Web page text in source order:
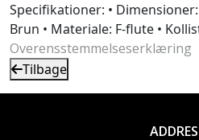
Specifikationer: • Dimensioner:
Brun • Materiale: F-flute •
Overensstemmelseserklæring
Tilbage